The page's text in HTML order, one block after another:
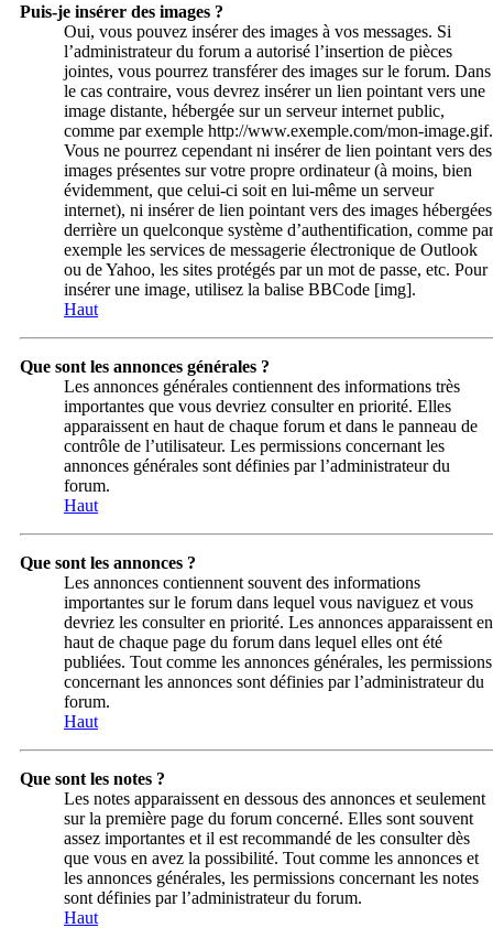
Puis-je insérer des images ?
Oui, vous pouvez insérer des images à vos messages. Si
l’administrateur du forum a autorisé l’insertion de pièces
jointes, vous pourrez transférer des images sur le forum. Dans
le cas contraire, vous devrez insérer un lien pointant vers une
image distante, hébergée sur un serveur internet public,
comme par exemple http://www.exemple.com/mon-image.gif.
Vous ne pourrez cependant ni insérer de lien pointant vers des
images présentes sur votre propre ordinateur (à moins, bien
évidemment, que celui-ci soit en lui-même un serveur
internet), ni insérer de lien pointant vers des images hébergées
derrière un quelconque système d’authentification, comme par
exemple les services de messagerie électronique de Outlook
ou de Yahoo, les sites protégés par un mot de passe, etc. Pour
insérer une image, utilisez la balise BBCode [img].
Haut
Que sont les annonces générales ?
Les annonces générales contiennent des informations très
importantes que vous devriez consulter en priorité. Elles
apparaissent en haut de chaque forum et dans le panneau de
contrôle de l’utilisateur. Les permissions concernant les
annonces générales sont définies par l’administrateur du
forum.
Haut
Que sont les annonces ?
Les annonces contiennent souvent des informations
importantes sur le forum dans lequel vous naviguez et vous
devriez les consulter en priorité. Les annonces apparaissent en
haut de chaque page du forum dans lequel elles ont été
publiées. Tout comme les annonces générales, les permissions
concernant les annonces sont définies par l’administrateur du
forum.
Haut
Que sont les notes ?
Les notes apparaissent en dessous des annonces et seulement
sur la première page du forum concerné. Elles sont souvent
assez importantes et il est recommandé de les consulter dès
que vous en avez la possibilité. Tout comme les annonces et
les annonces générales, les permissions concernant les notes
sont définies par l’administrateur du forum.
Haut